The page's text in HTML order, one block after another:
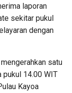
laporan
sekitar pukul
dengan
satu
pukul 14.00 WIT
Kayoa